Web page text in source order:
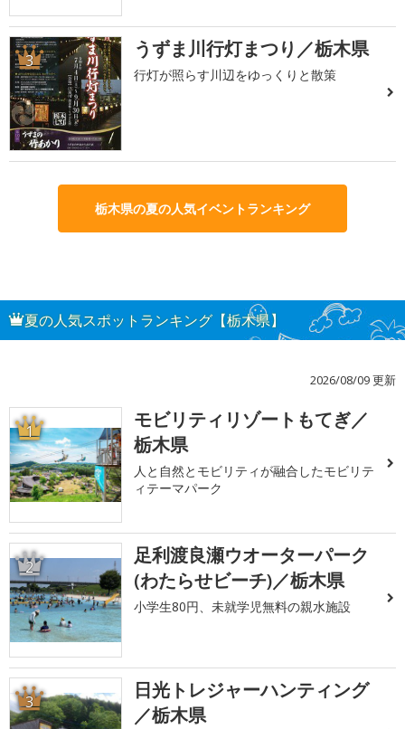
3 うずま川行灯まつり／栃木県
行灯が照らす川辺をゆっくりと散策
栃木県の夏の人気イベントランキング
夏の人気スポットランキング【栃木県】
2026/08/09 更新
1
モビリティリゾートもてぎ／
栃木県
人と自然とモビリティが融合したモビリテ
ィテーマパーク
2
足利渡良瀬ウオーターパーク
(わたらせビーチ)／栃木県
小学生80円、未就学児無料の親水施設
3
日光トレジャーハンティング
／栃木県